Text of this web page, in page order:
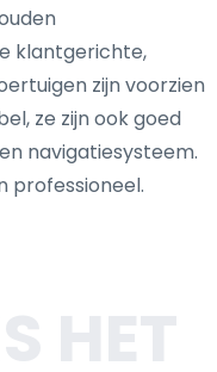
klantgerichte,
zijn voorzien
ze zijn ook goed
navigatiesysteem.
professioneel.